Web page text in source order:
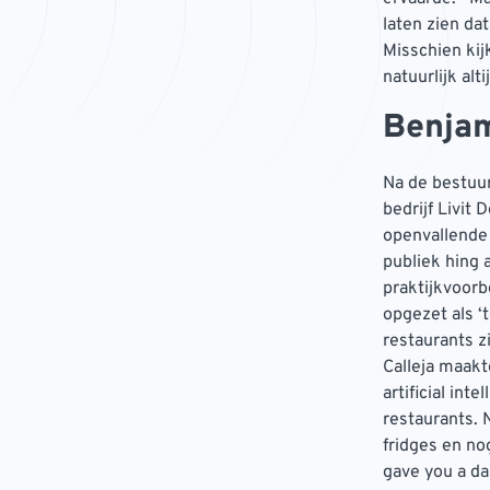
laten zien
Misschien
natuurlijk
Na de
bedrijf Livit
publiek hing
opgezet als
restaurants
Calleja
artificial
restaurants.
fridges en
gave you a